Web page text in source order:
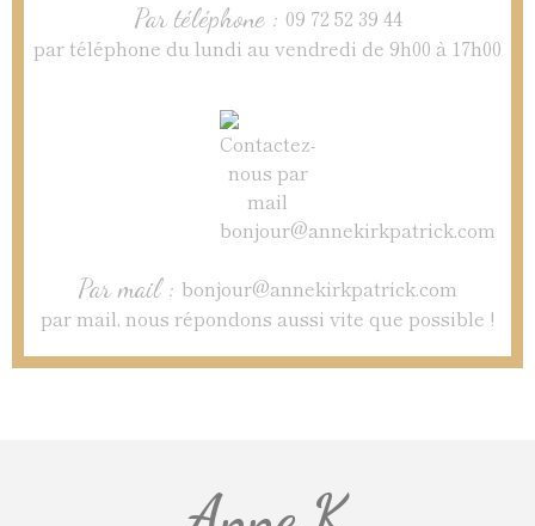
Par téléphone : 09 72 52 39 44
par téléphone du lundi au vendredi de 9h00 à 17h00
Par mail : bonjour@annekirkpatrick.com
par mail, nous répondons aussi vite que possible !